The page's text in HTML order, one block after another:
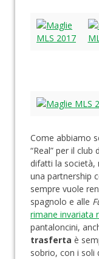
Come abbiamo
“Real” per il club
difatti la società,
una partnership
sempre vuole
spagnolo e alle
rimane invariata
pantaloncini,
trasferta è
sobrio, con i soli